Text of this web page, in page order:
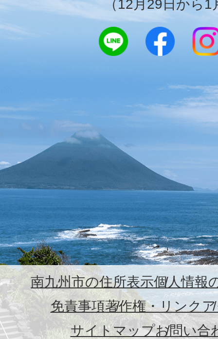
（12月29日から1
南九州市の住所表示個人情報
免責事項著作権・リンク
サイトマップお問い合